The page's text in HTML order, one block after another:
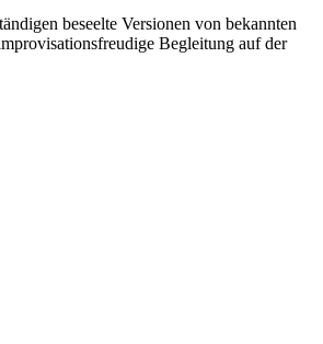
beseelte Versionen von bekannten
Begleitung auf der